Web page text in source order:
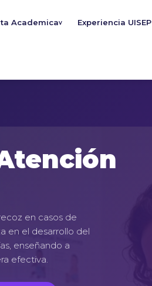
Academicav Experiencia UISEP
en casos de
en el desarrollo del
enseñando a
efectiva.